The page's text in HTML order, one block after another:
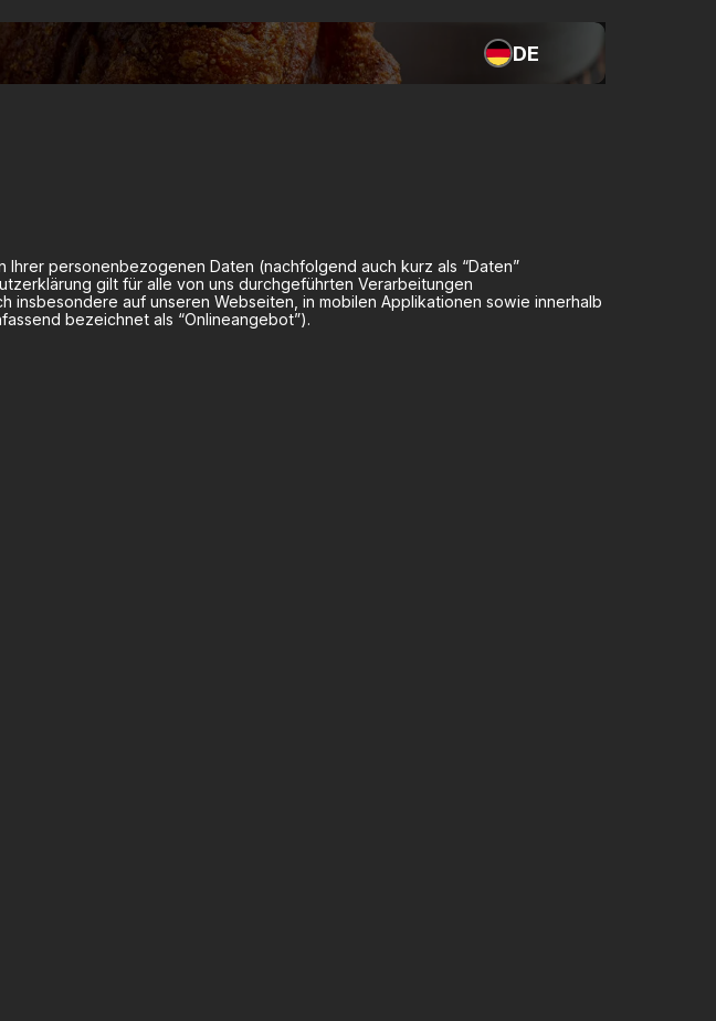
DE
personenbezogenen Daten (nachfolgend auch kurz als “Daten”
gilt für alle von uns durchgeführten Verarbeitungen
insbesondere auf unseren Webseiten, in mobilen Applikationen sowie innerhalb
bezeichnet als “Onlineangebot”).